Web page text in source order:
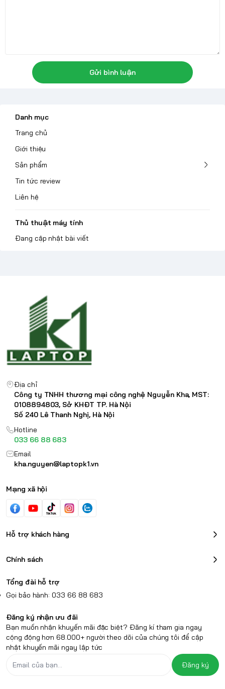
Gửi bình luận
Danh mục
Trang chủ
Giới thiệu
Sản phẩm
Tin tức review
Liên hệ
Thủ thuật máy tính
Đang cập nhật bài viết
Địa chỉ
Công ty TNHH thương mại công nghệ Nguyễn Kha, MST:
0108894803, Sở KHĐT TP. Hà Nội
Số 240 Lê Thanh Nghị, Hà Nội
Hotline
033 66 88 683
Email
kha.nguyen@laptopk1.vn
Mạng xã hội
Hỗ trợ khách hàng
Chính sách
Tổng đài hỗ trợ
Gọi bảo hành: 033 66 88 683
Đăng ký nhận ưu đãi
Bạn muốn nhận khuyến mãi đặc biệt? Đăng kí tham gia ngay
cộng động hơn 68.000+ người theo dõi của chúng tôi để cập
nhật khuyến mãi ngay lập tức
Đăng ký